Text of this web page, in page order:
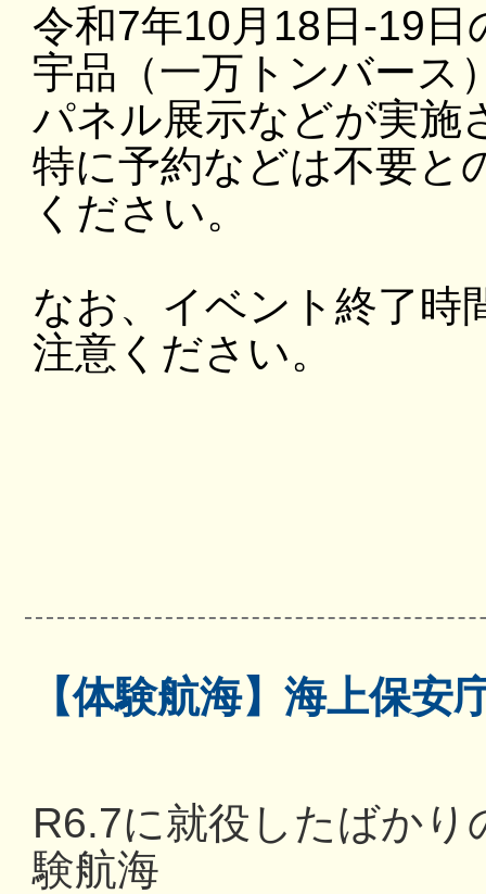
令和7年10月18日-19日
宇品（一万トンバース
パネル展示などが実施
特に予約などは不要と
ください。
なお、イベント終了時
注意ください。
【体験航海】海上保
R6.7に就役したばか
験航海